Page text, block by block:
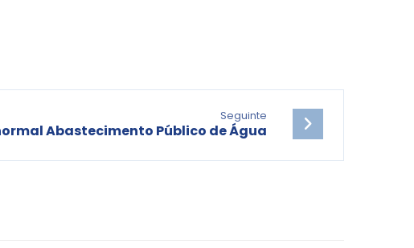
Seguinte
Abastecimento Público de Água